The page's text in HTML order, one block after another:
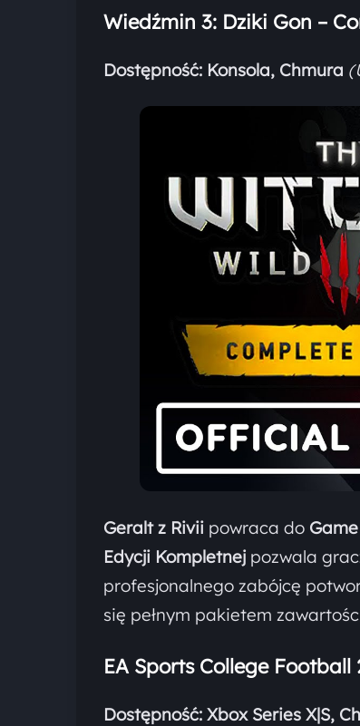
Wiedźmin 3: Dziki Gon –
Dostępność: Konsola, Chmura
Geralt z Rivii powraca do
Edycji Kompletnej pozwala
profesjonalnego zabójcę
się pełnym pakietem
EA Sports College Football
Dostępność: Xbox Series X|S,